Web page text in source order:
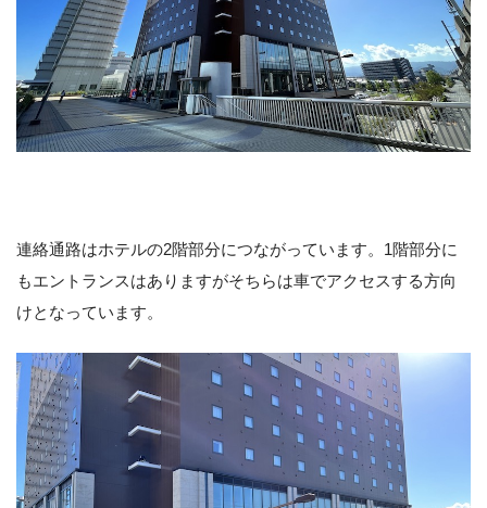
連絡通路はホテルの2階部分につながっています。1階部分に
もエントランスはありますがそちらは車でアクセスする方向
けとなっています。